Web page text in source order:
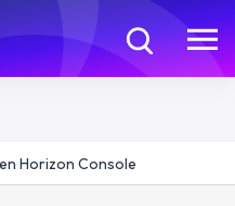
Horizon Console